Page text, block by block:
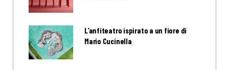
L’anfiteatro ispirato a un fiore di
Mario Cucinella